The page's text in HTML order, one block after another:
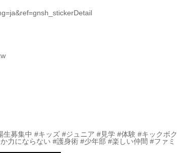
募集中 #キッズ #ジュニア #見学 #体験 #キックボク
力にならない #護身術 #少年部 #楽しい仲間 #ファミ